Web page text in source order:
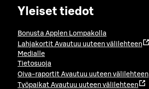
Yleiset tiedot
Bonusta Applen Lompakolla
Lahjakortit Avautuu uuteen välilehteen
Medialle
Tietosuoja
Oiva-raportit Avautuu uuteen välilehteen
Työpaikat Avautuu uuteen välilehteen